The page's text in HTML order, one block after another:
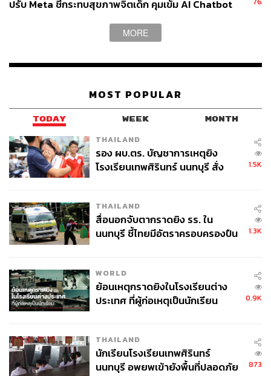
ปรับ Meta ชี้กระทบสุขภาพจิตเด็ก คุมเข้ม AI Chatbot
MORE
MOST POPULAR
TODAY WEEK MONTH
THAILAND
รอง ผบ.ตร. บัญชาการเหตุยิง
โรงเรียนเทพศิรินทร์ นนทบุรี สั่ง
1.5K
THAILAND
สื่อนอกจับตากราดยิง รร. ใน
นนทบุรี ชี้ไทยมีอัตราครอบครองปืน
1.3K
WORLD
ย้อนเหตุกราดยิงในโรงเรียนต่าง
ประเทศ ที่ผู้ก่อเหตุเป็นนักเรียน
0.9K
THAILAND
นักเรียนโรงเรียนเทพศิรินทร์
นนทบุรี อพยพเข้ายังพื้นที่ปลอดภัย
873